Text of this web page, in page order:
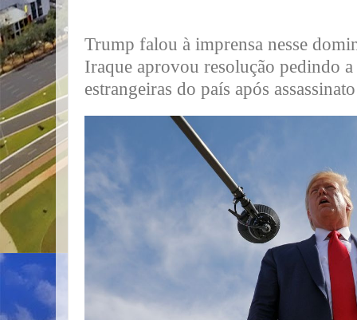
Trump falou à imprensa nesse
Iraque aprovou resolução pedindo a
estrangeiras do país após